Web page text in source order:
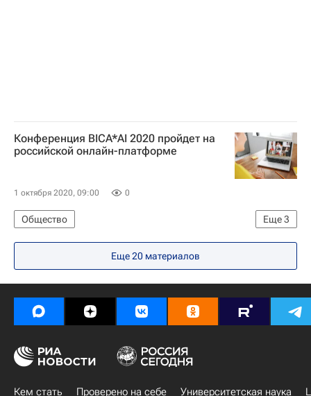
Конференция BICA*AI 2020 пройдет на
российской онлайн-платформе
1 октября 2020, 09:00 0
Еще3
Общество
Национальный исследовательский ядерный университет "МИФИ"
Навигатор абитуриента
Еще 20 материалов
Кем стать Проверено на себе Университетская наука